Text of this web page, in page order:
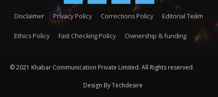
Disclaimer Privacy Policy Corrections Policy Editorial Team
Ethics Policy Fast Checking Policy Ownership & funding
© 2021 Khabar Communication Private Limited. All Rights reserved.
Design By Techdesire